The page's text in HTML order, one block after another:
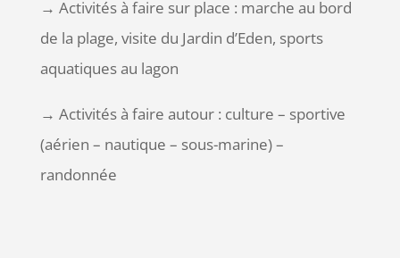
→ Activités à faire sur place : marche au bord
de la plage, visite du Jardin d’Eden, sports
aquatiques au lagon
→ Activités à faire autour : culture – sportive
(aérien – nautique – sous-marine) –
randonnée